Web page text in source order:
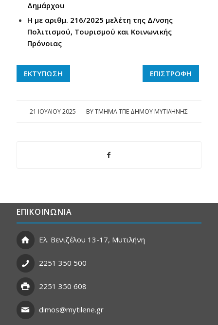
Δημάρχου
Η με αριθμ. 216/2025 μελέτη της Δ/νσης
Πολιτισμού, Τουρισμού και Κοινωνικής
Πρόνοιας
ΕΚΤΥΠΩΣΗ ΕΠΙΣΤΡΟΦΗ
21 ΙΟΥΛΊΟΥ 2025
/ BYΤΜΗΜΑ ΤΠΕ ΔΗΜΟΥ ΜΥΤΙΛΗΝΗΣ
ΕΠΙΚΟΙΝΩΝΙΑ
Ελ. Βενιζέλου 13-17, Μυτιλήνη
2251 350 500
2251 350 608
dimos@mytilene.gr